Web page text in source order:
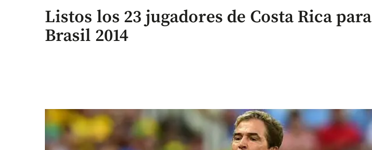
Listos los 23 jugadores de Costa Rica para
Brasil 2014